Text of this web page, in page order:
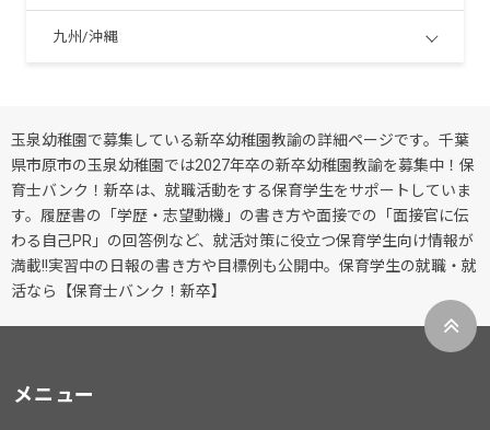
九州/沖縄
玉泉幼稚園で募集している新卒幼稚園教諭の詳細ページです。千葉
県市原市の玉泉幼稚園では2027年卒の新卒幼稚園教諭を募集中！保
育士バンク！新卒は、就職活動をする保育学生をサポートしていま
す。履歴書の「学歴・志望動機」の書き方や面接での「面接官に伝
わる自己PR」の回答例など、就活対策に役立つ保育学生向け情報が
満載!!実習中の日報の書き方や目標例も公開中。保育学生の就職・就
活なら【保育士バンク！新卒】
メニュー